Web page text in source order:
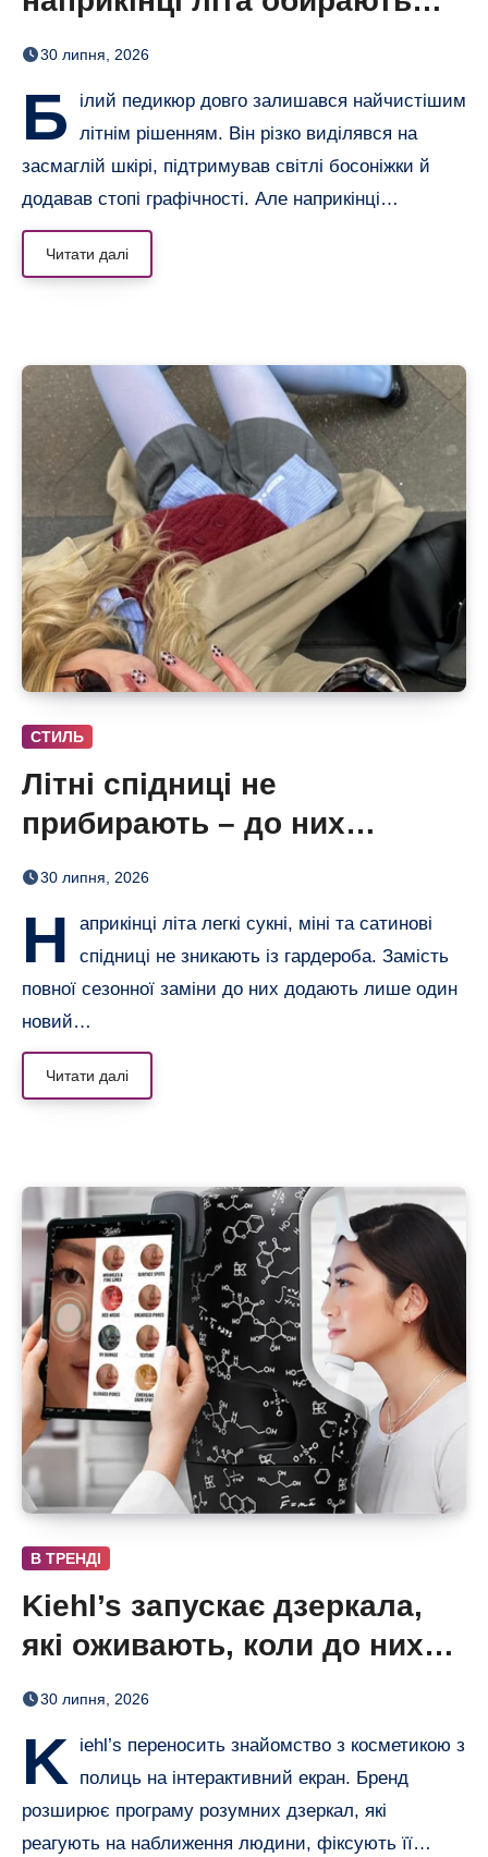
сіро-блакитний
30 липня, 2026
Б
ілий педикюр довго залишався найчистішим
літнім рішенням. Він різко виділявся на
засмаглій шкірі, підтримував світлі босоніжки й
додавав стопі графічності. Але наприкінці…
Читати далі
СТИЛЬ
Літні спідниці не
прибирають – до них
додають кольорові колготки
30 липня, 2026
Н
априкінці літа легкі сукні, міні та сатинові
спідниці не зникають із гардероба. Замість
повної сезонної заміни до них додають лише один
новий…
Читати далі
В ТРЕНДІ
Kiehl’s запускає дзеркала,
які оживають, коли до них
підходиш
30 липня, 2026
K
iehl’s переносить знайомство з косметикою з
полиць на інтерактивний екран. Бренд
розширює програму розумних дзеркал, які
реагують на наближення людини, фіксують її…